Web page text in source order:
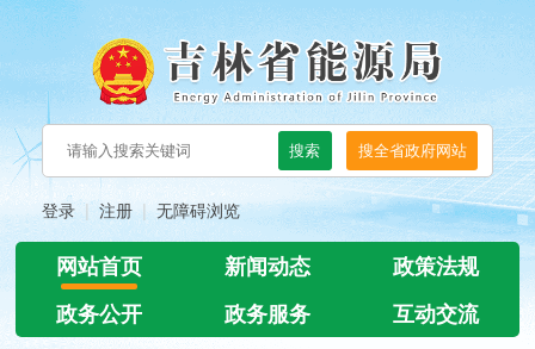
登录 注册 无障碍浏览
网站首页 新闻动态
政策法规
政务公开
政务服务 互动交流